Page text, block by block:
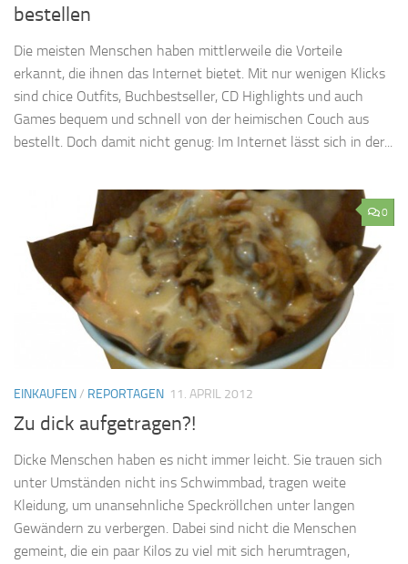
bestellen
Die meisten Menschen haben mittlerweile die Vorteile
erkannt, die ihnen das Internet bietet. Mit nur wenigen Klicks
sind chice Outfits, Buchbestseller, CD Highlights und auch
Games bequem und schnell von der heimischen Couch aus
bestellt. Doch damit nicht genug: Im Internet lässt sich in der...
0
EINKAUFEN/ REPORTAGEN 11. APRIL 2012
Zu dick aufgetragen?!
Dicke Menschen haben es nicht immer leicht. Sie trauen sich
unter Umständen nicht ins Schwimmbad, tragen weite
Kleidung, um unansehnliche Speckröllchen unter langen
Gewändern zu verbergen. Dabei sind nicht die Menschen
gemeint, die ein paar Kilos zu viel mit sich herumtragen,